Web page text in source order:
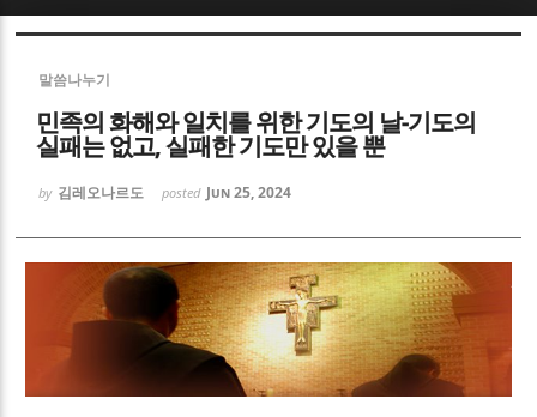
말씀나누기
민족의 화해와 일치를 위한 기도의 날-기도의
실패는 없고, 실패한 기도만 있을 뿐
by 김레오나르도 posted Jun 25, 2024
Sketchbook5, 스케치북5
Sketchbook5, 스케치북5
Sketchbook5, 스케치북5
Sketchbook5, 스케치북5